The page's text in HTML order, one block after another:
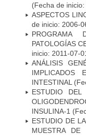
(Fecha de
ASPECTOS
de inicio: 2006-
PROGRAMA
PATOLOGÍAS
inicio: 2011-07-
ANÁLISIS
IMPLICADOS
INTESTINAL
ESTUDIO
INSULINA-1
ESTUDIO DE
MUESTRA DE